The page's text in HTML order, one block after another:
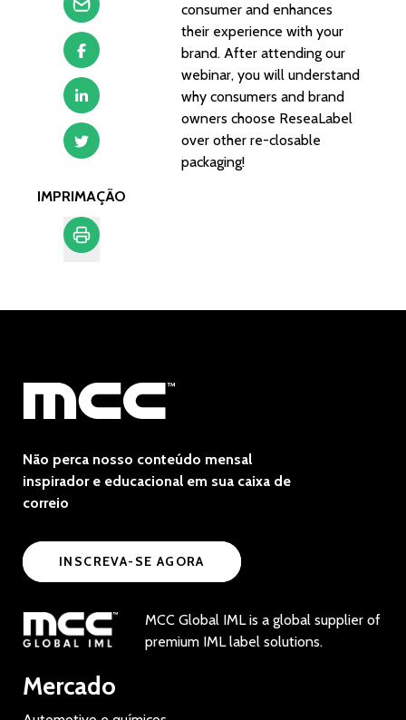
IMPRIMAÇÃO
consumer and enhances
their experience with your
brand. After attending our
webinar, you will understand
why consumers and brand
owners choose ReseaLabel
over other re-closable
packaging!
Não perca nosso conteúdo mensal
inspirador e educacional em sua caixa de
correio
INSCREVA-SE AGORA
MCC Global IML is a global supplier of
premium IML label solutions.
Mercado